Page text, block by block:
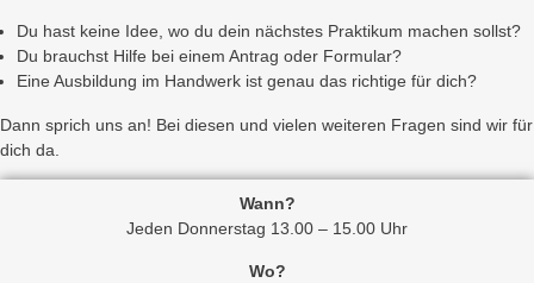
Du hast keine Idee, wo du dein nächstes Praktikum machen sollst?
Du brauchst Hilfe bei einem Antrag oder Formular?
Eine Ausbildung im Handwerk ist genau das richtige für dich?
Dann sprich uns an! Bei diesen und vielen weiteren Fragen sind wir für
dich da.
Wann?
Jeden Donnerstag 13.00 – 15.00 Uhr
Wo?